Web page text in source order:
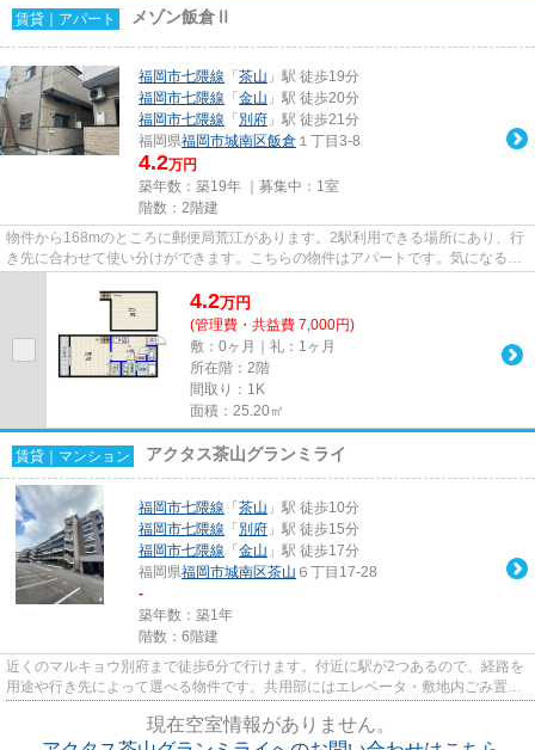
賃貸｜アパート メゾン飯倉Ⅱ
福岡市七隈線 「 茶山 」駅 徒歩19分
福岡市七隈線 「 金山 」駅 徒歩20分
福岡市七隈線 「 別府 」駅 徒歩21分
福岡県福岡市城南区飯倉 １丁目3-8
4.2万円
築年数：築19年 ｜募集中： 1室
階数：2階建
物件から168mのところに郵便局荒江があります。2駅利用できる場所にあり、行
き先に合わせて使い分けができます。こちらの物件はアパートです。気になるイ
4.2万円
(管理費・共益費 7,000円)
敷：0ヶ月｜礼：1ヶ月
所在階：2階
間取り：1K
面積：25.20㎡
賃貸｜マンション アクタス茶山グランミライ
福岡市七隈線 「 茶山 」駅 徒歩10分
福岡市七隈線 「 別府 」駅 徒歩15分
福岡市七隈線 「 金山 」駅 徒歩17分
福岡県福岡市城南区茶山 ６丁目17-28
-
築年数：築1年
階数：6階建
近くのマルキョウ別府まで徒歩6分で行けます。付近に駅が2つあるので、経路を
用途や行き先によって選べる物件です。共用部にはエレベータ・敷地内ごみ置き
現在空室情報がありません。